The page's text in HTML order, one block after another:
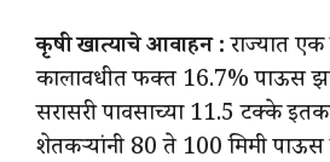
कृषी खात्याचे आवाहन :राज्यात
कालावधीत फक्त 16.7% पाऊस
सरासरी पावसाच्या 11.5 टक्के
शेतकऱ्यांनी 80 ते 100 मिमी पाऊस